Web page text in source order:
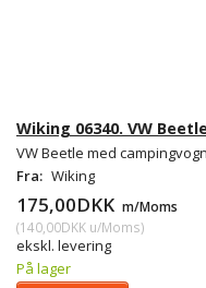
Wiking 06340. VW
VW Beetle med
Fra: Wiking
175,00DKK m/Moms
(140,00DKK u/Moms)
ekskl. levering
På lager